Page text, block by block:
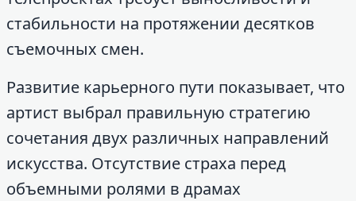
стабильности на протяжении десятков
съемочных смен.
Развитие карьерного пути показывает, что
артист выбрал правильную стратегию
сочетания двух различных направлений
искусства. Отсутствие страха перед
объемными ролями в драмах